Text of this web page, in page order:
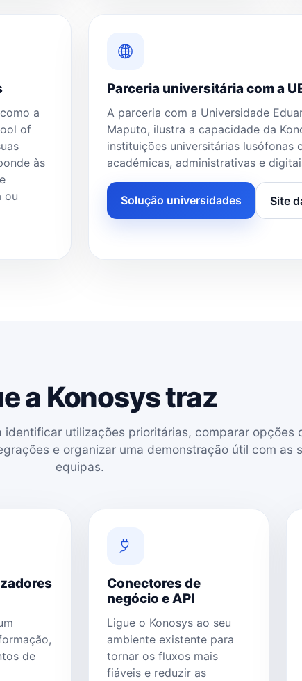
a
of
às
ou
Parceria universitária com a
A parceria com a Universidade
Maputo, ilustra a capacidade da
instituições universitárias lusófonas
académicas, administrativas e
Solução universidades Site
a Konosys traz
identificar utilizações prioritárias, comparar opções
e organizar uma demonstração útil com as
equipas.
de
Conectores de
negócio e API
Ligue o Konosys ao seu
ambiente existente para
tornar os fluxos mais
fiáveis ​​e reduzir as